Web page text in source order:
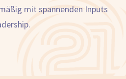
mit spannenden Inputs